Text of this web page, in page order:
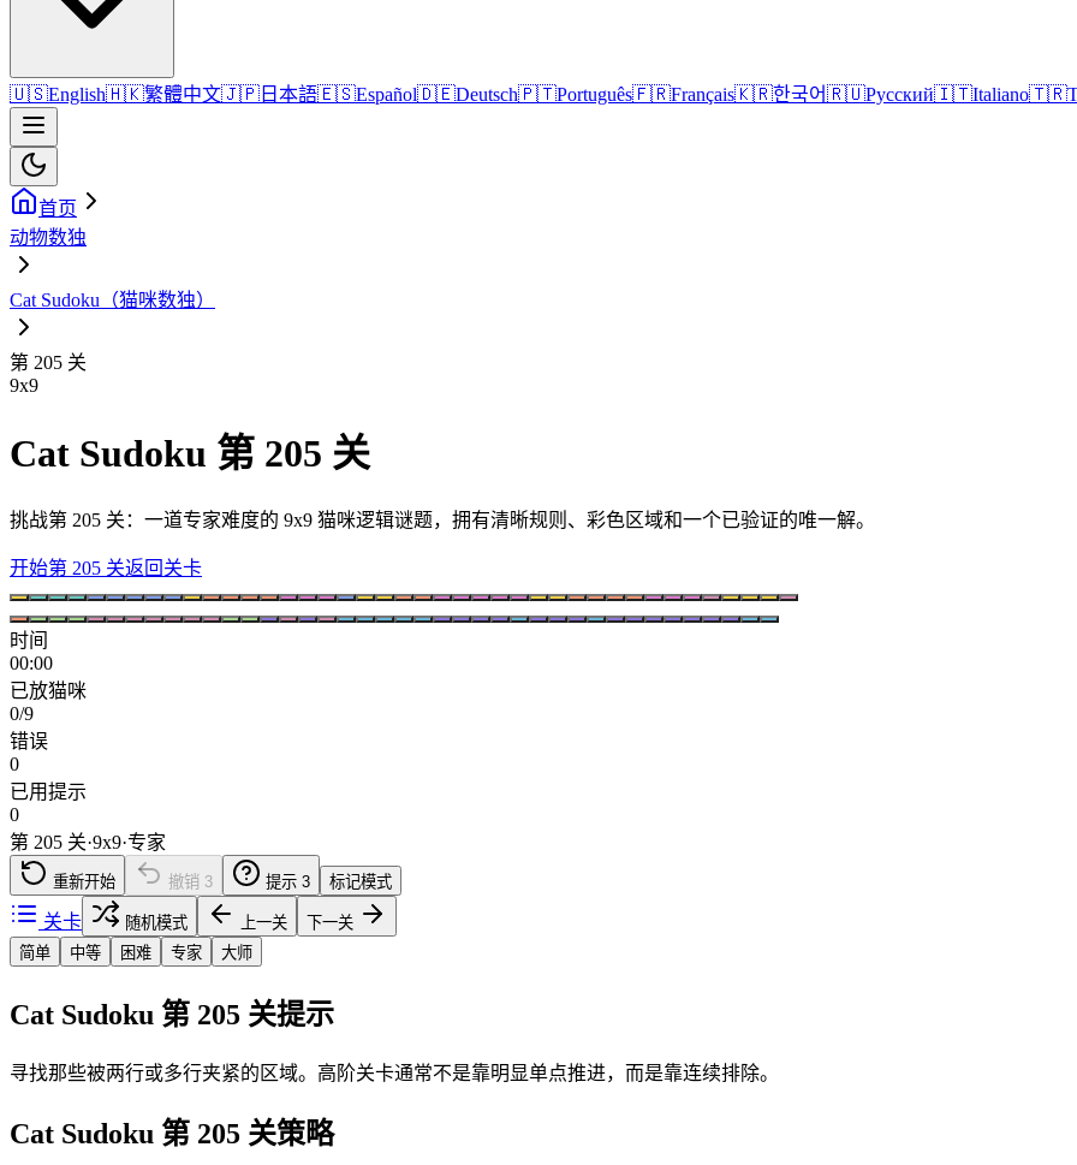
🇺🇸English🇭🇰繁體中文🇯🇵 日本語🇪🇸Español🇩🇪Deutsch🇵🇹Português🇫🇷Français🇰🇷한국어🇷🇺Русский🇮🇹Italiano🇹🇷
首页
动物数独
Cat Sudoku（猫咪数独）
第 205 关
9x9
Cat Sudoku 第 205 关
挑战第 205 关：一道专家难度的 9x9 猫咪逻辑谜题，拥有清晰规则、彩色区域和一个已验证的唯一解。
开始第 205 关返回关卡
时间
00:00
已放猫咪
0/9
错误
0
已用提示
0
第 205 关·9x9·专家
重新开始 撤销 3 提示 3 标记模式
关卡 随机模式 上一关
下一关
简单
中等 困难 专家 大师
Cat Sudoku 第 205 关提示
寻找那些被两行或多行夹紧的区域。高阶关卡通常不是靠明显单点推进，而是靠连续排除。
Cat Sudoku 第 205 关策略